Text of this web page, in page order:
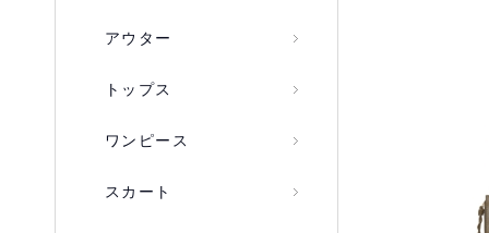
アウター
トップス
ワンピース
スカート